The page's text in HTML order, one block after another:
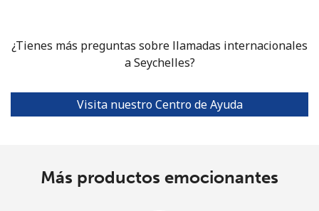
¿Tienes más preguntas sobre llamadas internacionales
a Seychelles?
Visita nuestro Centro de Ayuda
Más productos emocionantes